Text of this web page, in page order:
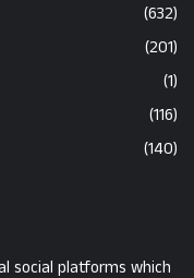
(632)
(201)
(1)
(116)
(140)
social platforms which